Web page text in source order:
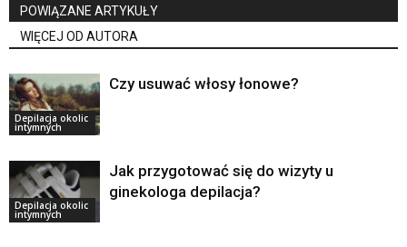
POWIĄZANE ARTYKUŁY
WIĘCEJ OD AUTORA
Depilacja okolic
intymnych
Czy usuwać włosy łonowe?
Depilacja okolic
intymnych
Jak przygotować się do wizyty u
ginekologa depilacja?